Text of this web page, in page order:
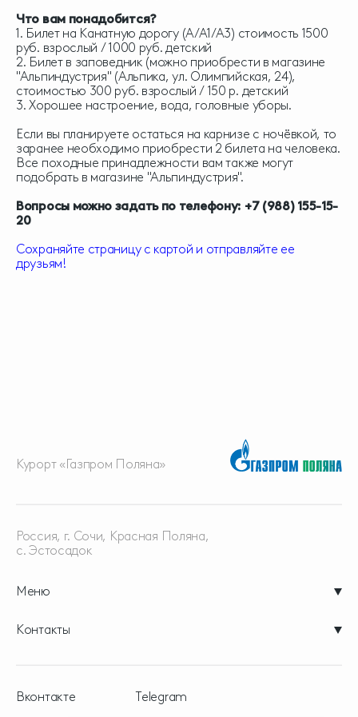
Что вам понадобится?
1. Билет на Канатную дорогу (А/А1/А3) стоимость 1500
руб. взрослый / 1000 руб. детский
2. Билет в заповедник (можно приобрести в магазине
"Альпиндустрия" (Альпика, ул. Олимпийская, 24),
стоимостью 300 руб. взрослый / 150 р. детский
3. Хорошее настроение, вода, головные уборы.
Если вы планируете остаться на карнизе с ночёвкой, то
заранее необходимо приобрести 2 билета на человека.
Все походные принадлежности вам также могут
подобрать в магазине "Альпиндустрия".
Вопросы можно задать по телефону: +7 (988) 155-15-
20
Сохраняйте страницу с картой и отправляйте ее
друзьям!
Курорт «Газпром Поляна»
Меню
Россия, г. Сочи, Красная Поляна,
с. Эстосадок
Контакты
Вконтакте
Telegram